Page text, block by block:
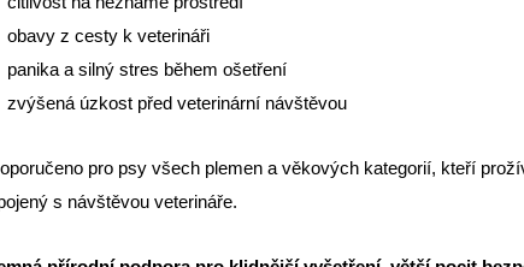
obavy z cesty k veterináři
panika a silný stres během ošetření
zvýšená úzkost před veterinární návštěvou
pro psy všech plemen a věkových kategorií, kteří
s návštěvou veterináře.